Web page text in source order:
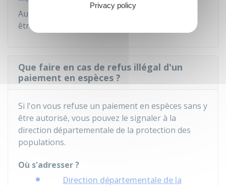
Au-delà de cette somme, ces paiements doivent
être réglés par
Que faire en cas de refus illégal d'un
paiement en espèces ?
Si l'on vous refuse un paiement en espèces sans y
être autorisé, vous pouvez le signaler à la
direction départementale de la protection des
populations.
Où s'adresser ?
Direction départementale de la
Privacy policy